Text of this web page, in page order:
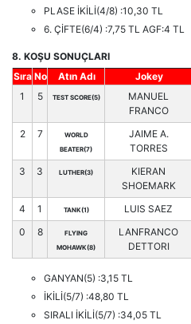
PLASE İKİLİ(4/8) :10,30 TL
6. ÇİFTE(6/4) :7,75 TL AGF:4 TL
8. KOŞU SONUÇLARI
Sıra No Atın Adı Jokey
1
5 TEST SCORE(5)
MANUEL
FRANCO
2 7
WORLD
BEATER(7)
JAIME A.
TORRES
3 3 LUTHER(3)
KIERAN
SHOEMARK
4 1 TANK(1) LUIS SAEZ
0 8
FLYING
MOHAWK(8)
LANFRANCO
DETTORI
GANYAN(5) :3,15 TL
İKİLİ(5/7) :48,80 TL
SIRALI İKİLİ(5/7) :34,05 TL